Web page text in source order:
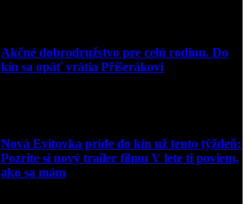
Akčné dobrodružstvo pre celú rodinu. Do
kín sa opäť vrátia Příšerákovi
Nová Evitovka príde do kín už tento týždeň:
Pozrite si nový trailer filmu V lete ti poviem,
ako sa mám